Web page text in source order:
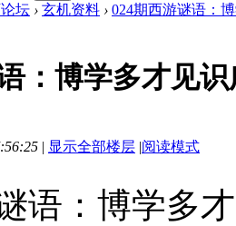
坛 › 玄机资料 › 024期西游谜语：
：博学多才见
| 显示全部楼层 |阅读模式
语：博学多